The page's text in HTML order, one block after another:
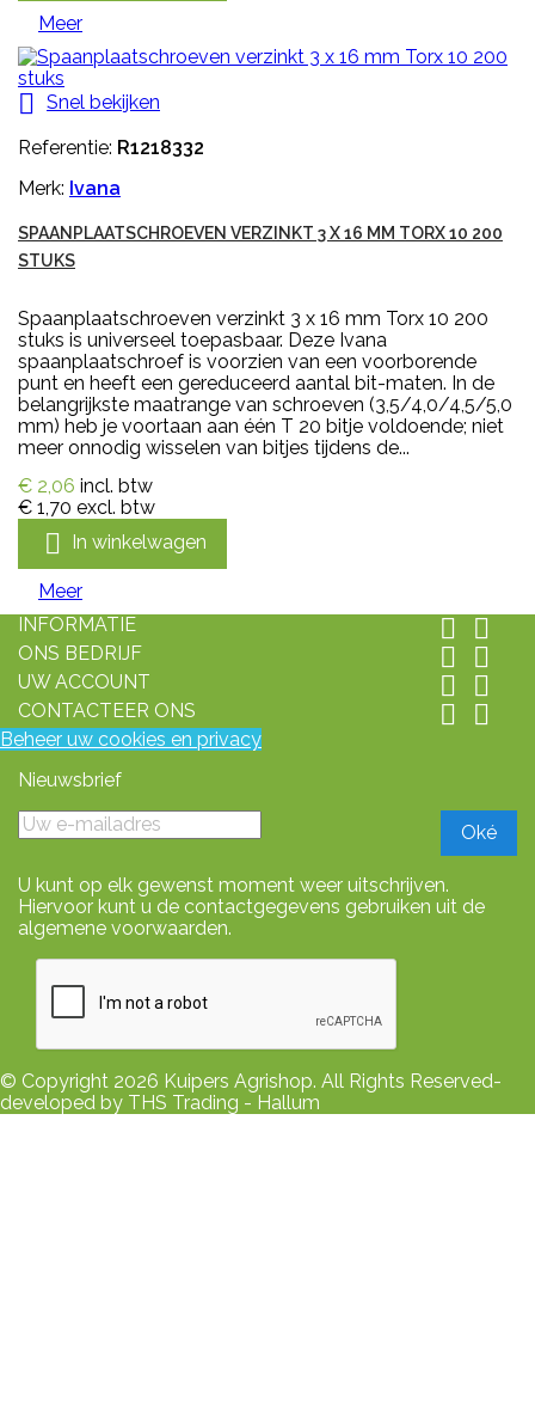
Meer
 Snel bekijken
Referentie: R1218332
Merk: Ivana
SPAANPLAATSCHROEVEN VERZINKT 3 X 16 MM TORX 10 200
STUKS
Spaanplaatschroeven verzinkt 3 x 16 mm Torx 10 200
stuks is universeel toepasbaar. Deze Ivana
spaanplaatschroef is voorzien van een voorborende
punt en heeft een gereduceerd aantal bit-maten. In de
belangrijkste maatrange van schroeven (3,5/4,0/4,5/5,0
mm) heb je voortaan aan één T 20 bitje voldoende; niet
meer onnodig wisselen van bitjes tijdens de...
€ 2,06 incl. btw
€ 1,70 excl. btw
 In winkelwagen
Meer
INFORMATIE
 
ONS BEDRIJF  
UW ACCOUNT  
CONTACTEER ONS  
Beheer uw cookies en privacy
Nieuwsbrief
U kunt op elk gewenst moment weer uitschrijven.
Hiervoor kunt u de contactgegevens gebruiken uit de
algemene voorwaarden.
© Copyright 2026 Kuipers Agrishop. All Rights Reserved-
developed by THS Trading - Hallum